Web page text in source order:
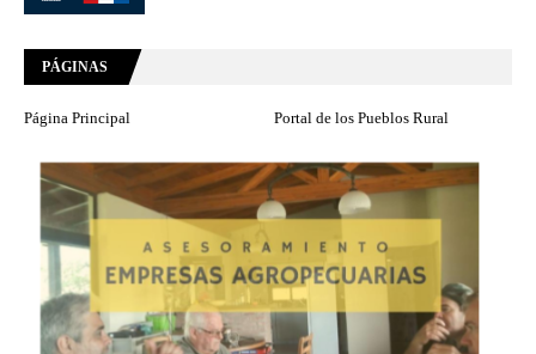
PÁGINAS
Página Principal Portal de los Pueblos Rural